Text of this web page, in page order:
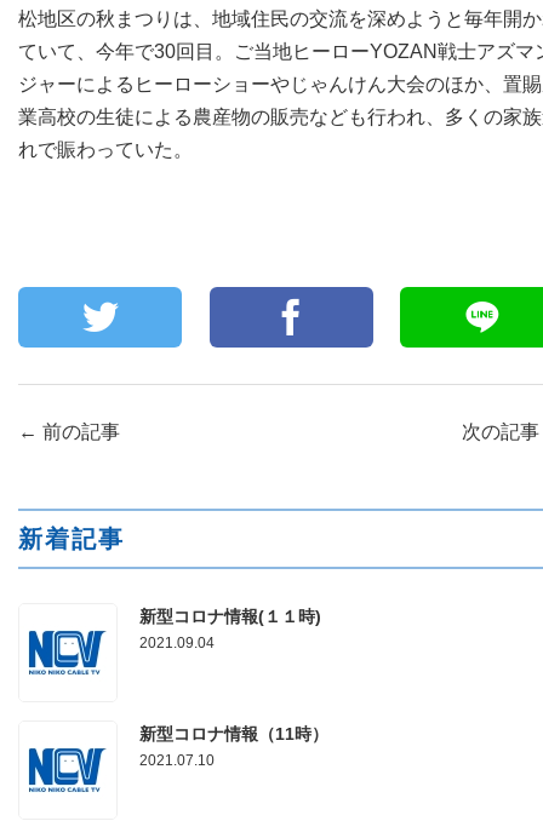
0138-34-2525 025-210-1200
松地区の秋まつりは、地域住民の交流を深めようと毎年開
ていて、今年で30回目。ご当地ヒーローYOZAN戦士アズマ
ジャーによるヒーローショーやじゃんけん大会のほか、置
業高校の生徒による農産物の販売なども行われ、多くの家
れで賑わっていた。
← 前の記事 次の記事
新着記事
新型コロナ情報(１１時)
2021.09.04
新型コロナ情報（11時）
2021.07.10